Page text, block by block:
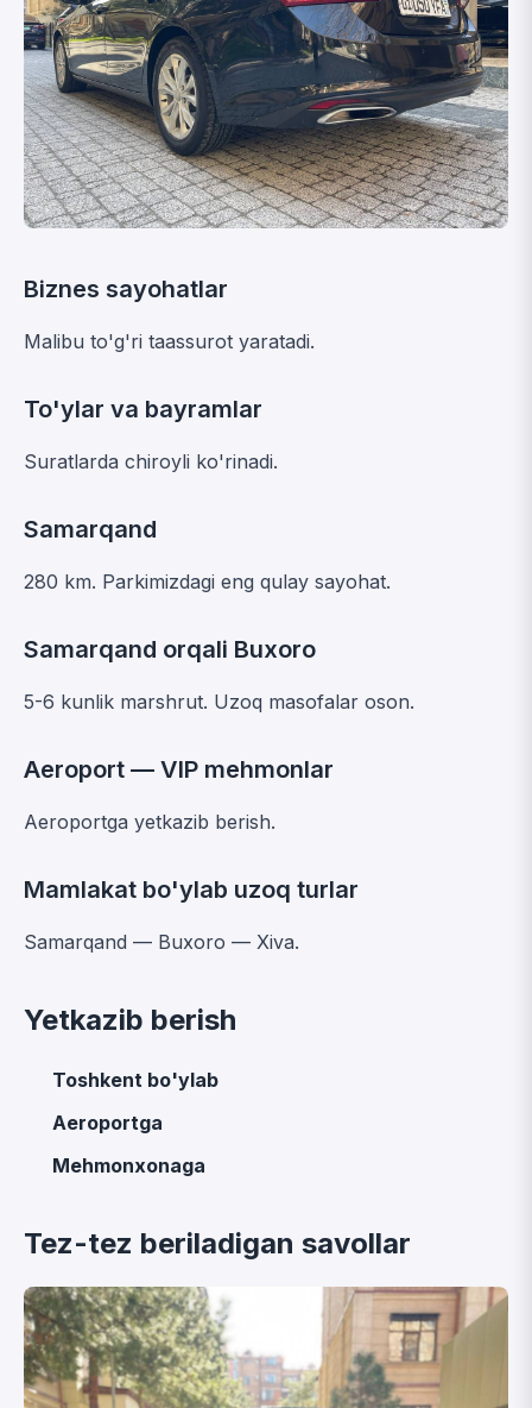
Biznes sayohatlar
Malibu to'g'ri taassurot yaratadi.
To'ylar va bayramlar
Suratlarda chiroyli ko'rinadi.
Samarqand
280 km. Parkimizdagi eng qulay sayohat.
Samarqand orqali Buxoro
5-6 kunlik marshrut. Uzoq masofalar oson.
Aeroport — VIP mehmonlar
Aeroportga yetkazib berish.
Mamlakat bo'ylab uzoq turlar
Samarqand — Buxoro — Xiva.
Yetkazib berish
Toshkent bo'ylab
Aeroportga
Mehmonxonaga
Tez-tez beriladigan savollar